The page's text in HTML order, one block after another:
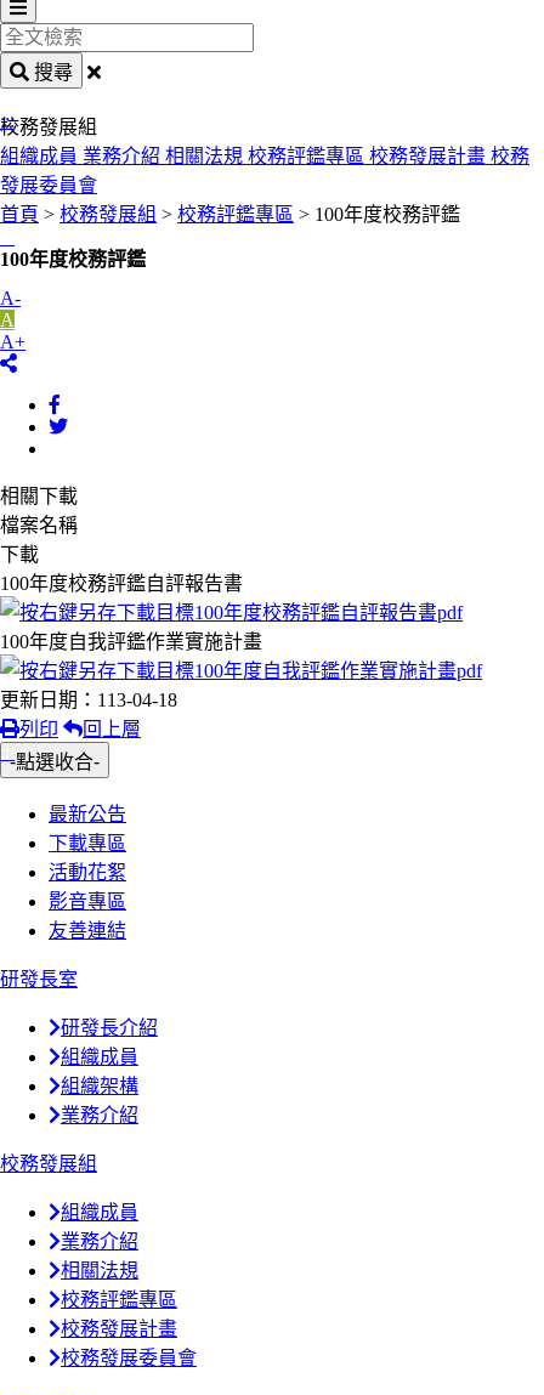
全
文
索
搜尋
:::
校務發展組
組織成員 業務介紹 相關法規 校務評鑑專區 校務發展計畫 校務
發展委員會
首頁 > 校務發展組 > 校務評鑑專區 > 100年度校務評鑑
100年度校務評鑑
A-
A
A+
相關下載
檔案名稱
下載
100年度校務評鑑自評報告書
100年度自我評鑑作業實施計畫
更新日期：113-04-18
列印
回上層
::: -點選收合-
最新公告
下載專區
活動花絮
影音專區
友善連結
研發長室
研發長介紹
組織成員
組織架構
業務介紹
校務發展組
組織成員
業務介紹
相關法規
校務評鑑專區
校務發展計畫
校務發展委員會